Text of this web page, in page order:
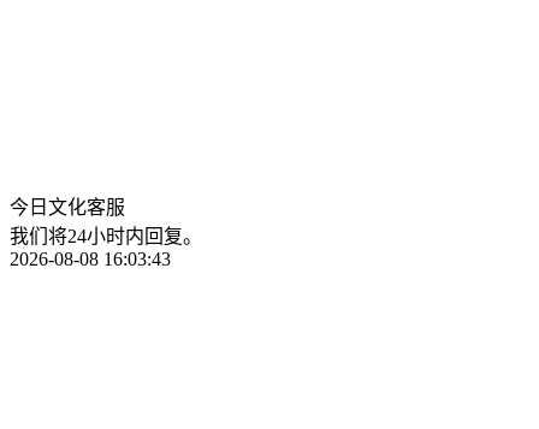
今日文化客服
我们将24小时内回复。
2026-08-08 16:03:43